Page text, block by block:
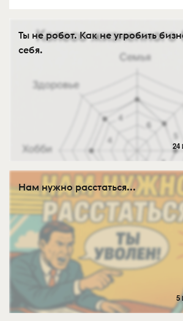
Ты не робот. Как не угробить
себя.
24
Нам нужно расстаться...
5